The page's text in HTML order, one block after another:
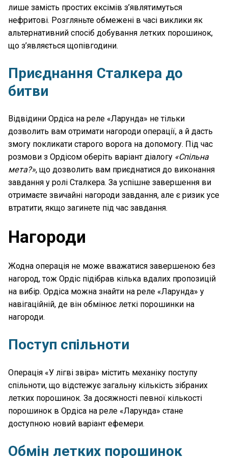
лише замість простих ексімів з’являтимуться
нефритові. Розгляньте обмежені в часі виклики як
альтернативний спосіб добування летких порошинок,
що з’являється щопівгодини.
Приєднання Сталкера до
битви
Відвідини Ордіса на реле «Ларунда» не тільки
дозволить вам отримати нагороди операції, а й дасть
змогу покликати старого ворога на допомогу. Під час
розмови з Ордісом оберіть варіант діалогу «Спільна
мета?», що дозволить вам приєднатися до виконання
завдання у ролі Сталкера. За успішне завершення ви
отримаєте звичайні нагороди завдання, але є ризик усе
втратити, якщо загинете під час завдання.
Нагороди
Жодна операція не може вважатися завершеною без
нагород, тож Ордіс підібрав кілька вдалих пропозицій
на вибір. Ордіса можна знайти на реле «Ларунда» у
навігаційній, де він обмінює леткі порошинки на
нагороди.
Поступ спільноти
Операція «У лігві звіра» містить механіку поступу
спільноти, що відстежує загальну кількість зібраних
летких порошинок. За досяжності певної кількості
порошинок в Ордіса на реле «Ларунда» стане
доступною новий варіант ефемери.
Обмін летких порошинок